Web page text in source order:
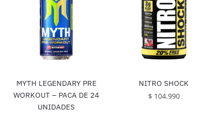
MYTH LEGENDARY PRE
WORKOUT – PACA DE 24
UNIDADES
NITRO SHOCK
$ 104.990